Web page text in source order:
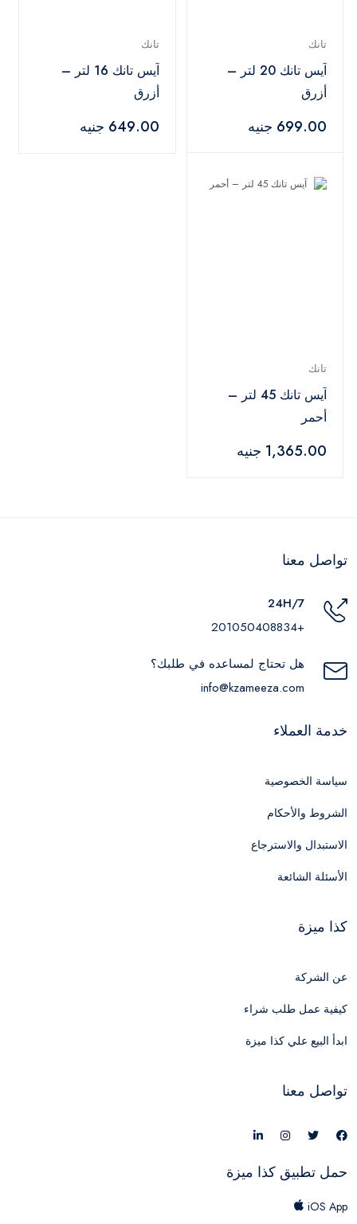
تانك
آيس تانك 20 لتر –
أزرق
699.00 جنيه
تانك
آيس تانك 16 لتر –
أزرق
649.00 جنيه
تانك
آيس تانك 45 لتر –
أحمر
1,365.00 جنيه
تواصل معنا
24H/7
+201050408834
هل تحتاج لمساعده في طلبك؟
info@kzameeza.com
خدمة العملاء
سياسة الخصوصية
الشروط والأحكام
الاستبدال والاسترجاع
الأسئلة الشائعة
كذا ميزة
عن الشركة
كيفية عمل طلب شراء
ابدأ البيع علي كذا ميزة
تواصل معنا
حمل تطبيق كذا ميزة
iOS App